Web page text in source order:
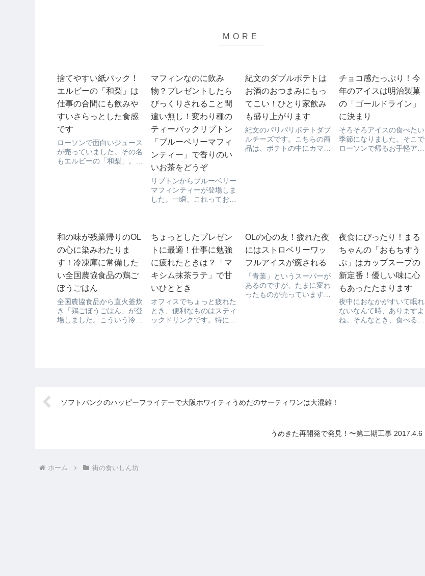
捨てやすい紙パック！
エルビーの「和梨」は
仕事の合間にも飲みや
すいさらっとした食感
です
ローソンで面白いジュース
が売っていました。その名
もエルビーの「和梨」。和
マフィンなのに飲み
物？プレゼントしたら
びっくりされること間
違い無し！変わり種の
ティーパックリプトン
「ブルーベリーマフィ
ンティー」で香りのい
いお茶をどうぞ
リプトンからブルーベリー
マフィンティーが登場しま
した。一瞬、これってお茶
うやってお茶になるのかな
ど、いろいろと悩みます
が、飲んだら納得です。こ
ちらのリプトンブルーベリ
ー...
紀文のダブルポテトは
お酒のおつまみにもっ
てこい！ひとり家飲み
も盛り上がります
紀文のパリパリポテトダブ
ルチーズです。こちらの商
品は、ポテトの中にカマン
チョコ感たっぷり！今
年のアイスは明治製菓
の「ゴールドライン」
に決まり
そろそろアイスの食べたい
季節になりました。そこで
ローソンで帰るお手軽アイ
和の味が残業帰りのOL
の心に染みわたりま
す！冷凍庫に常備した
い全国農協食品の鶏ご
ぼうごはん
全国農協食品から直火釜炊
き「鶏ごぼうごはん」が登
場しました。こういう冷凍
ちょっとしたプレゼン
トに最適！仕事に勉強
に疲れたときは？「マ
キシム抹茶ラテ」で甘
いひととき
オフィスでちょっと疲れた
とき、便利なものはスティ
ックドリンクです。特にお
OLの心の友！疲れた夜
にはストロベリーワッ
フルアイスが癒される
「青葉」というスーパーが
あるのですが、たまに変わ
ったものが売っています。
夜食にぴったり！まる
ちゃんの「おもちすう
ぷ」はカップスープの
新定番！優しい味に心
もあったたまります
夜中におなかがすいて眠れ
ないなんて時、ありますよ
ね。そんなとき、食べるか
ソフトバンクのハッピーフライデーで大阪ホワイティうめだのサーティワンは大混雑！
うめきた再開発で発見！〜第二期工事 2017.4.6
ホーム 街の食いしん坊